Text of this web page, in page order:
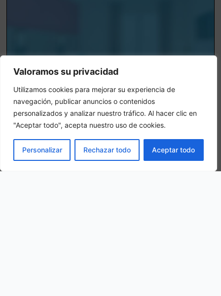
Valoramos su privacidad
Utilizamos cookies para mejorar su experiencia de
navegación, publicar anuncios o contenidos
personalizados y analizar nuestro tráfico. Al hacer clic en
"Aceptar todo", acepta nuestro uso de cookies.
Personalizar Rechazar todo Aceptar todo
Habitacion TripleRESERVAR